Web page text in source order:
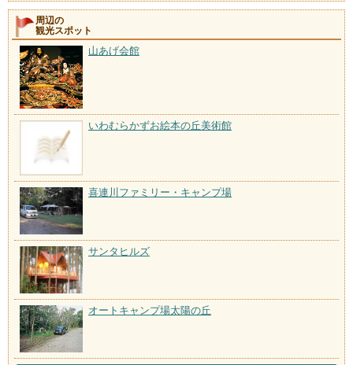
周辺の
観光スポット
山あげ会館
いわむらかずお絵本の丘美術館
喜連川ファミリー・キャンプ場
サンタヒルズ
オートキャンプ場太陽の丘